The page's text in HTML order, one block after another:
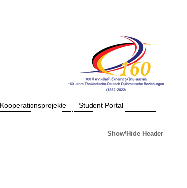
Kooperationsprojekte Student Portal
Show/Hide Header